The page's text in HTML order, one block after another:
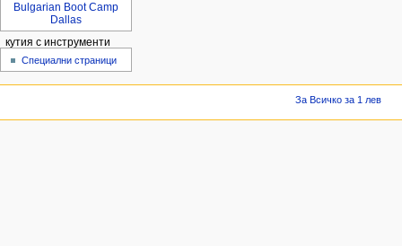
Bulgarian Boot Camp
Dallas
кутия с инструменти
Специални страници
За Всичко за 1 лев